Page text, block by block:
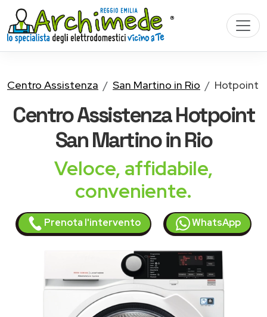
Centro Assistenza San Martino in Rio Hotpoint
Centro AssistenzaHotpoint
San Martino in Rio
Veloce, affidabile,
conveniente.
Prenota l'intervento WhatsApp